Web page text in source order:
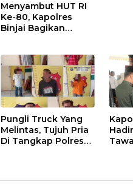
Menyambut HUT RI
Ke-80, Kapolres
Binjai Bagikan
Pungli Truck Yang
Melintas, Tujuh Pria
Di Tangkap Polres